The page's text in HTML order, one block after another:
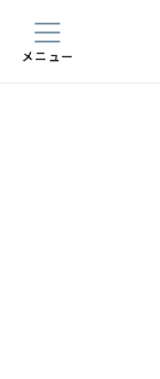
メニュー